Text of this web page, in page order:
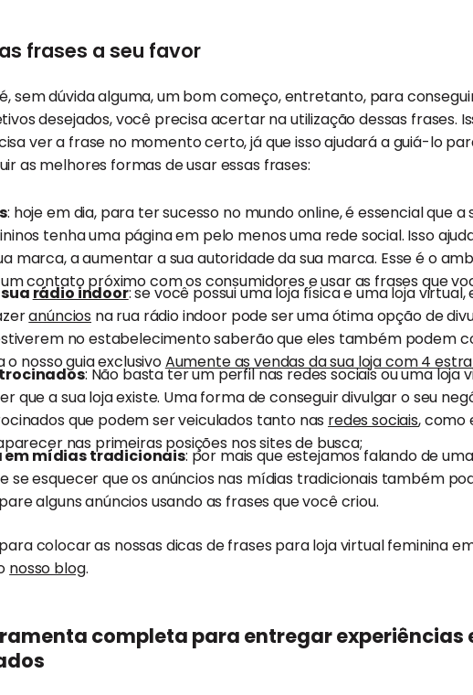
frases a seu favor
sem dúvida alguma, um bom começo, entretanto, para
desejados, você precisa acertar na utilização dessas frases.
ver a frase no momento certo, já que isso ajudará a guiá-lo
as melhores formas de usar essas frases:
: hoje em dia, para ter sucesso no mundo online, é essencial que a
tenha uma página em pelo menos uma rede social. Isso
marca, a aumentar a sua autoridade da sua marca. Esse é o
contato próximo com os consumidores e usar as frases que
suarádio indoor: se você possui uma loja física e uma loja virtual,
anúncios na rua rádio indoor pode ser uma ótima opção de
no estabelecimento saberão que eles também podem
o nosso guia exclusivoAumente as vendas da sua loja com 4
: Não basta ter um perfil nas redes sociais ou uma loja
que a sua loja existe. Uma forma de conseguir divulgar o seu
que podem ser veiculados tanto nas redes sociais, como
nas primeiras posições nos sites de busca;
em mídias tradicionais: por mais que estejamos falando de
se esquecer que os anúncios nas mídias tradicionais também
alguns anúncios usando as frases que você criou.
colocar as nossas dicas de frases para loja virtual feminina
nosso blog.
completa para entregar experiências